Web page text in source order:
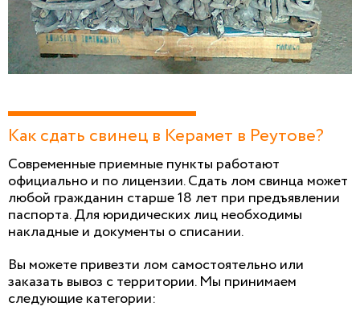
Как сдать свинец в Керамет в Реутове?
Современные приемные пункты работают
официально и по лицензии. Сдать лом свинца может
любой гражданин старше 18 лет при предъявлении
паспорта. Для юридических лиц необходимы
накладные и документы о списании.
Вы можете привезти лом самостоятельно или
заказать вывоз с территории. Мы принимаем
следующие категории: